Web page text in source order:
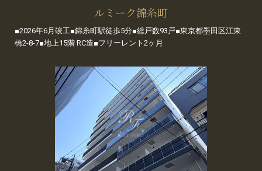
ルミーク錦糸町
■2026年6月竣工■錦糸町駅徒歩5分■総戸数93戸■東京都墨田区江東
橋2-8-7■地上15階 RC造■フリーレント2ヶ月